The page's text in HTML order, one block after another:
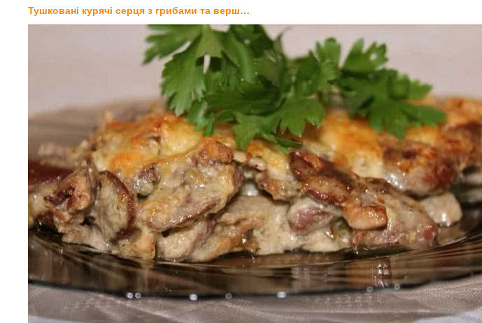
Тушковані курячі серця з грибами та верш…